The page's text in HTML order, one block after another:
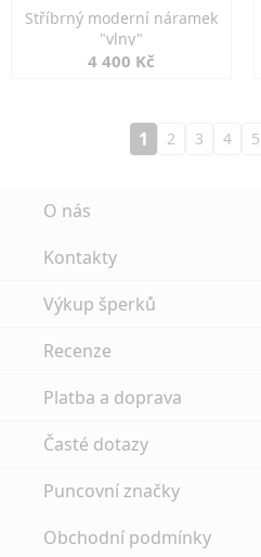
Stříbrný moderní náramek
"vlny"
4 400 Kč
1 2 3 4 5
O nás
Kontakty
Výkup šperků
Recenze
Platba a doprava
Časté dotazy
Puncovní značky
Obchodní podmínky